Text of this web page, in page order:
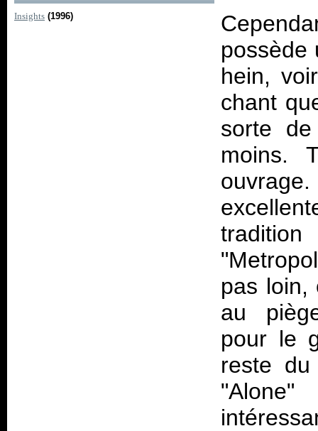
Insights (1996)
possède
hein,
chant
sorte
moins.
pas loin,
au
pour le
reste